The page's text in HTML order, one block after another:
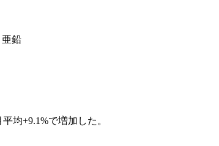
亜鉛
均+9.1%で増加した。